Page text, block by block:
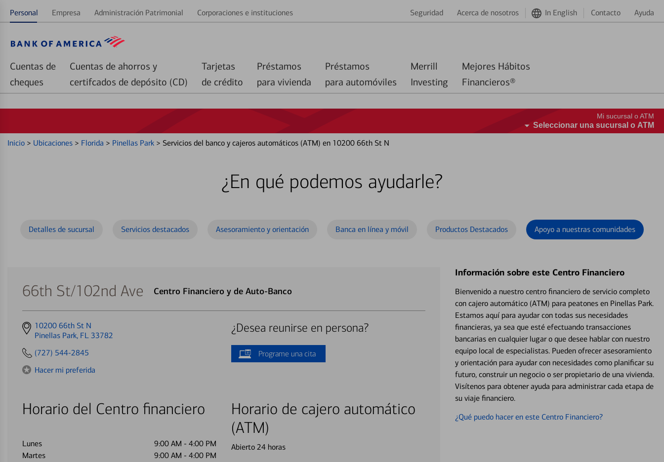
Personal Empresa Administración Patrimonial Corporaciones e instituciones Seguridad Acerca de nosotros In English Contacto Ayuda
Cuentas de
cheques
Cuentas de ahorros y
certifcados de depósito (CD)
Tarjetas
de crédito
Préstamos
para vivienda
Préstamos
para automóviles
Merrill
Investing
Mejores Hábitos
Financieros®
Mi sucursal o ATM
Seleccionar una sucursal o ATM
Inicio > Ubicaciones > Florida > Pinellas Park > Servicios del banco y cajeros automáticos (ATM) en 10200 66th St N
¿En qué podemos ayudarle?
Detalles de sucursal Servicios destacados Asesoramiento y orientación Banca en línea y móvil Productos Destacados Apoyo a nuestras comunidades
66th St/102nd Ave Centro Financiero y de Auto-Banco
Get
directions
10200 66th St N
Pinellas Park, FL 33782
(727) 544-2845
Hacer mi preferida
Horario del Centro financiero
Lunes 9:00 AM - 4:00 PM
Martes
9:00 AM - 4:00 PM
¿Desea reunirse en persona?
Programe una cita
Horario de cajero automático
(ATM)
Abierto 24 horas
Información sobre este Centro Financiero
Bienvenido a nuestro centro financiero de servicio completo
con cajero automático (ATM) para peatones en Pinellas Park.
Estamos aquí para ayudar con todas sus necesidades
financieras, ya sea que esté efectuando transacciones
bancarias en cualquier lugar o que desee hablar con nuestro
equipo local de especialistas. Pueden ofrecer asesoramiento
y orientación para ayudar con necesidades como planificar su
futuro, construir un negocio o ser propietario de una vivienda.
Visítenos para obtener ayuda para administrar cada etapa de
su viaje financiero.
¿Qué puedo hacer en este Centro Financiero?